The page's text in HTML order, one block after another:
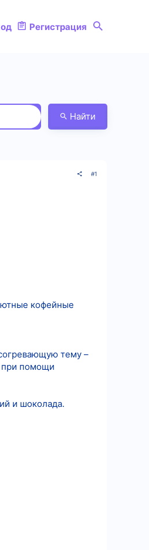
Регистрация
Найти
#1
кофейные
тему –
при помощи
и шоколада.